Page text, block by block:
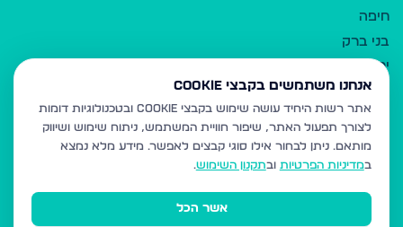
חיפה
בני ברק
ירושלים
אלעד
גבעת זאב
בית שמש
רכסים
מודיעין עילית
אנחנו משתמשים בקבצי Cookie
אתר רשות היחיד עושה שימוש בקבצי Cookie ובטכנולוגיות דומות
לצורך תפעול האתר, שיפור חוויית המשתמש, ניתוח שימוש ושיווק
מותאם. ניתן לבחור אילו סוגי קבצים לאפשר. מידע מלא נמצא
במדיניות הפרטיות ובתקנון השימוש.
אשר הכל